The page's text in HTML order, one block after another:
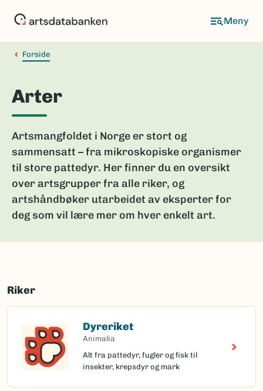
Forside
Arter
Artsmangfoldet i Norge er stort og
sammensatt – fra mikroskopiske organismer
til store pattedyr. Her finner du en oversikt
over artsgrupper fra alle riker, og
artshåndbøker utarbeidet av eksperter for
deg som vil lære mer om hver enkelt art.
Riker
Dyreriket
Animalia
Alt fra pattedyr, fugler og fisk til
insekter, krepsdyr og mark